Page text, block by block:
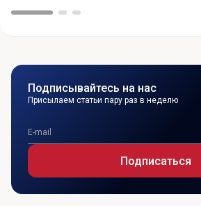
Подписывайтесь на нас
Присылаем статьи пару раз в неделю
Подписаться